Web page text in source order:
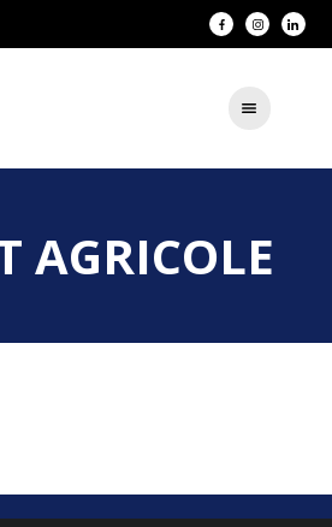
AGRICOLE